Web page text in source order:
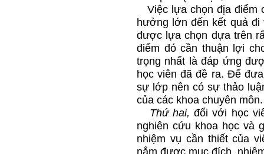
Việc lựa chọn địa điểm
hưởng lớn đến kết quả
được lựa chọn dựa trên
điểm đó cần thuận lợi
trọng nhất là đáp ứng
học viên đã đề ra. Để
sự lớp nên có sự thảo
của các khoa chuyên môn.
Thứ hai, đối với học
nghiên cứu khoa học và
nhiệm vụ cần thiết của
nắm được mục đích,